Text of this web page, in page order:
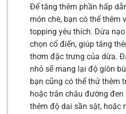
Để tăng thêm phần hấp
món chè, bạn có thể thêm
topping yêu thích. Dừa
chọn cổ điển, giúp tăng
thơm đặc trưng của dừa.
nhỏ sẽ mang lại độ giòn
bạn cũng có thể thử thêm
hoặc trân châu đường đen
thêm độ dai sần sật, hoặc